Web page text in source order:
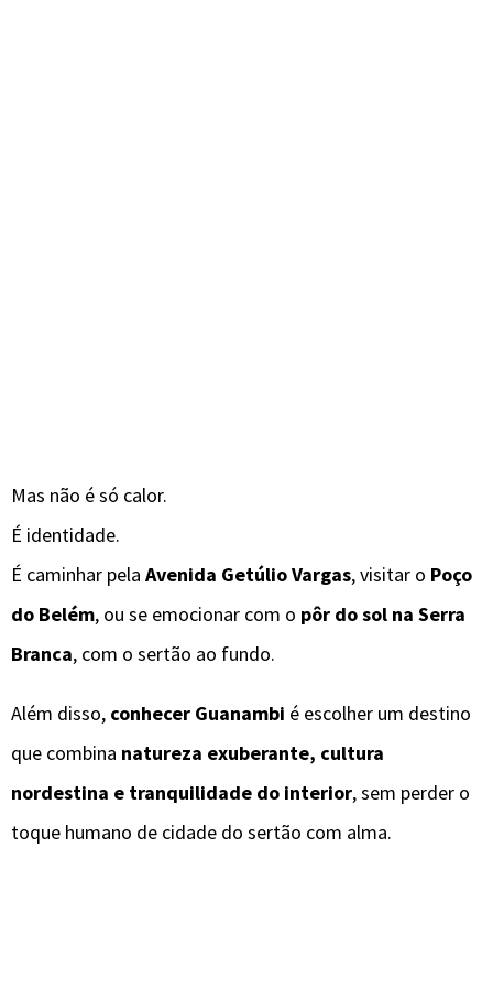
Mas não é só calor.
É identidade.
É caminhar pela Avenida Getúlio Vargas, visitar o Poço
do Belém, ou se emocionar com o pôr do sol na Serra
Branca, com o sertão ao fundo.
Além disso, conhecer Guanambi é escolher um destino
que combina natureza exuberante, cultura
nordestina e tranquilidade do interior, sem perder o
toque humano de cidade do sertão com alma.